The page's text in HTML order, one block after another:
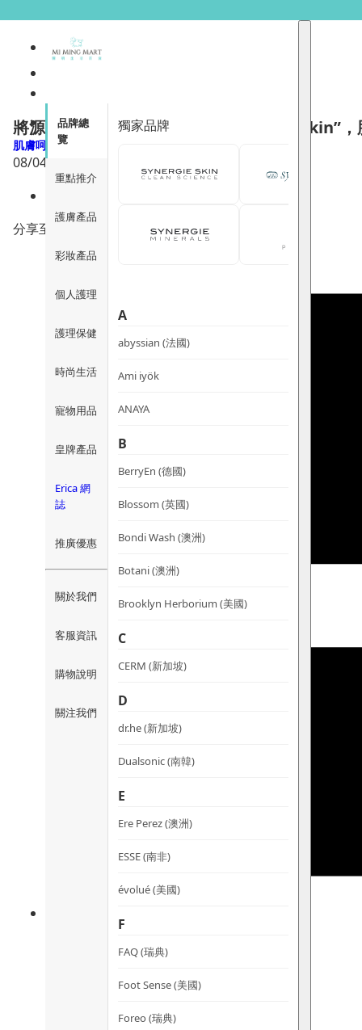
品牌總
覽
重點推介
護膚產品
彩妝產品
個人護理
護理保健
時尚生活
寵物用品
皇牌產品
Erica 網
誌
推廣優惠
關於我們
客服資訊
購物說明
關注我們
獨家品牌
A
abyssian (法國)
Ami iyök
ANAYA
B
BerryEn (德國)
Blossom (英國)
Bondi Wash (澳洲)
Botani (澳洲)
Brooklyn Herborium (美國)
C
CERM (新加坡)
D
dr.he (新加坡)
Dualsonic (南韓)
E
Ere Perez (澳洲)
ESSE (南非)
évolué (美國)
F
FAQ (瑞典)
Foot Sense (美國)
Foreo (瑞典)
將源源不絕的諾加因子”melt into your skin”，
肌膚呵護
08/04/2022
分享至